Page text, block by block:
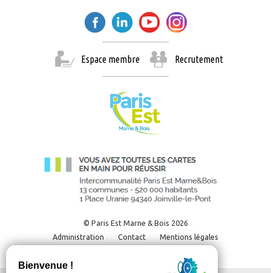
Espace membre Recrutement
© Paris Est Marne & Bois 2026
Administration Contact Mentions légales